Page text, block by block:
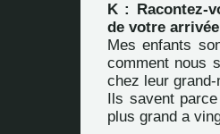
K : Racontez-
de votre
Mes enfants
comment nous
chez leur
Ils savent
plus grand a